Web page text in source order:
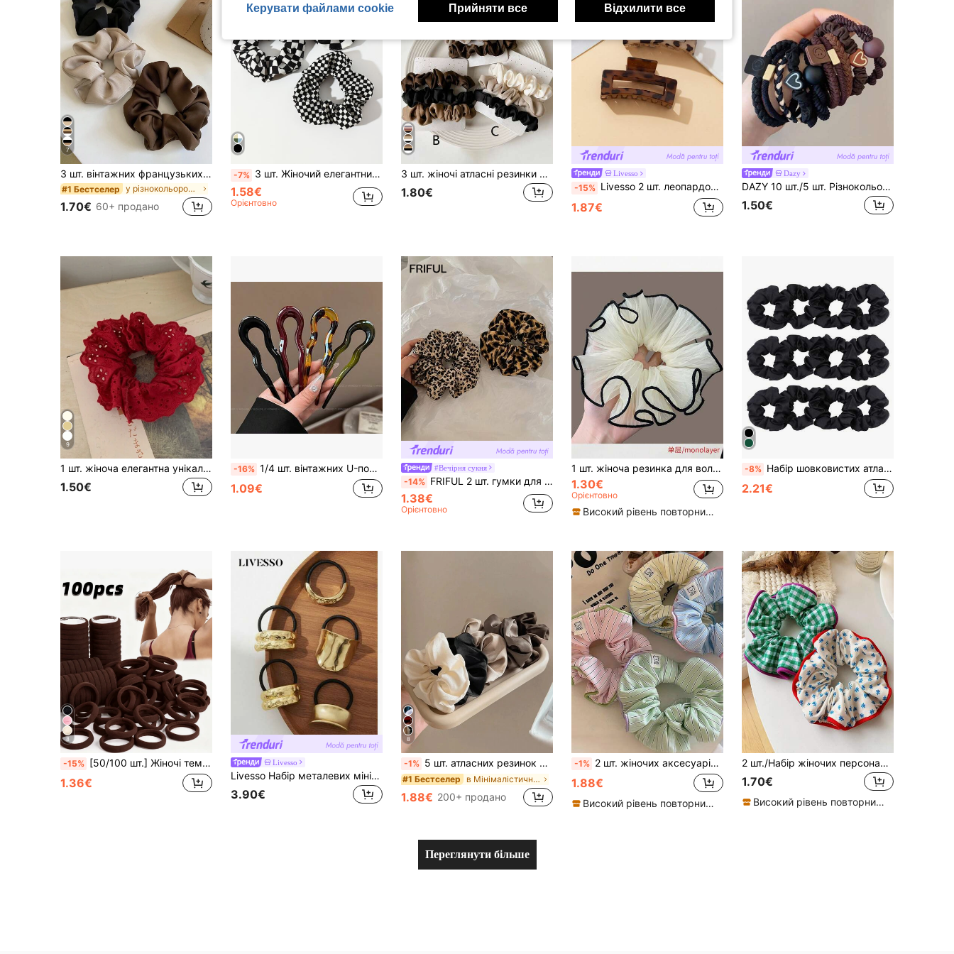
7
3 шт. вінтажних французьких шовкових сатинових резинок-скранчі для жінок, шикарні мінімалістичні еластичні резинки для волосся чорного, білого та хакі кольорів, елегантні універсальні аксесуари для волосся
#1 Бестселер у різнокольорових гумках для волосся
1.70€ 60+ продано
-7% 3 шт. Жіночий елегантний картатий набір резинок для волосся, підходить для щоденного носіння навесні та влітку, резинки для волосся, резинки для волосся, хвіст, аксесуари для голови, гумка, краса, домашні аксесуари для волосся, гумки для волосся
1.58€
Орієнтовно
3 шт. жіночі атласні резинки для волосся, елегантні ретро високоякісні модні декоративні резинки для волосся, універсальні резинки для волосся для щоденного використання, хвіст, пучок, коса, миття, макіяж, аксесуари, резинки для волосся, повсякденні аксесуари для голови, гумка, краса, домашні аксесуари для волосся, гумки для волосся, фестиваль, вечірка
1.80€
Livesso
-15% Livesso 2 шт. леопардовий принт квадратної форми заколка для волосся, волосся кіготь, аксесуари для волосся літні заколки для волосся заколка для волосся затискачі для волосся зчеплення для волосся ловець заколка, шкільні речі, коледж осінь зима кіготь заколка для святкового одягу жінка
1.87€
Dazy
DAZY 10 шт./5 шт. Різнокольорові високоеластичні резинки для волосся, без пошкоджень, підходять для високих хвостів, довговічні, аксесуари для волосся, мотузки для волосся, аксесуари для голови у формі бобблз
1.50€
9
1 шт. жіноча елегантна унікальна червона мереживна ажурна резинка для волосся скранчі, аксесуар для волосся у французькому стилі
1.50€
-16% 1/4 шт. вінтажних U-подібних хвилястих заколок для волосся з протиковзким покриттям - підходять для густого та тонкого волосся, ретро-аксесуари для волосся для кіс, хвостів, пучків та високих зачісок
1.09€
#Вечірня сукня
-14% FRIFUL 2 шт. гумки для волосся з леопардовим принтом та набір, еластичні аксесуари для волосся з модним дизайном темного кольору для жінок, підходять для хвостів та пучків, гумки для волосся, тримачі для хвостів, гумки для волосся, мотузки для волосся, бобблі, тваринний принт
1.38€
Орієнтовно
1 шт. жіноча резинка для волосся, пухнаста резинка для волосся з рюшами, елегантна, універсальна, стильна резинка для волосся на День святого Валентина, гумки для волосся, повсякденні, головний убір, аксесуари для волосся, аксесуари для голови, гумка для волосся
1.30€
Орієнтовно
Високий рівень повторних покупців
-8% Набір шовковистих атласних резинок для волосся скранчі 12/6 шт., чорні та коричневі, тримачі для хвоста, аксесуари для волосся
2.21€
8
-15% [50/100 шт.] Жіночі темно-коричневі еластичні товсті резинки для волосся, підходять для щоденного використання та подарунків, можуть використовуватися як пов'язки для волосся, тримачі для хвостів, резинки для волосся, аксесуари для волосся, спортивні аксесуари для волосся тощо. Гумки, літо, свято, подорожі
1.36€
Livesso
Livesso Набір металевих мінімалістичних резинок-скранчі для волосся, стильні тримачі для хвоста, еластичні резинки та мотузки для волосся, аксесуари для краси та догляду за волоссям вдома
3.90€
8
-1% 5 шт. атласних резинок для волосся чорного та коричневого кольорів, 3.35 дюйма, гумки для хвостів, аксесуари для волосся, для щоденного використання, естетика Clean Girl
#1 Бестселер в Мінімалістичний вуличний одяг Жіночі аксесуари д
1.88€ 200+ продано
-1% 2 шт. жіночих аксесуарів для волосся, милі солодкі смугасті резинки-скранчі, доступні в рожевому, жовтому та синьому кольорах, м'яка тканина
1.88€
Високий рівень повторних покупців
2 шт./Набір жіночих персоналізованих повсякденних та повсякденних стилів з квітковим принтом, тканина-бантик, гумка для волосся, бохо, гумки для волосся, хвіст, аксесуари для голови, гумка, краса, домашні аксесуари для волосся, гумки для волосся
1.70€
Високий рівень повторних покупців
Переглянути більше
Керувати файлами cookie Прийняти все Відхилити все